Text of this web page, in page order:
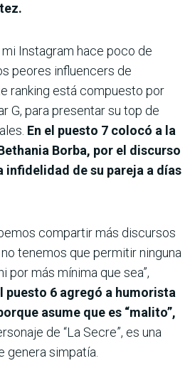
Instagram hace poco de
peores influencers de
ranking está compuesto por
G, para presentar su top de
En el puesto 7 colocó a la
Borba, por el discurso
infidelidad de su pareja a días
compartir más discursos
tenemos que permitir ninguna
por más mínima que sea”,
puesto 6 agregó a humorista
asume que es “malito”,
de “La Secre”, es una
genera simpatía.